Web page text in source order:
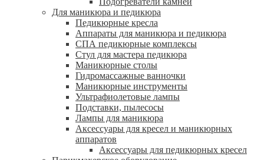
Для маникюра и педикюра
Педикюрные кресла
Аппараты для маникюра и педикюра
СПА педикюрные комплексы
Стул для мастера педикюра
Маникюрные столы
Гидромассажные ванночки
Маникюрные инструменты
Ультрафиолетовые лампы
Подставки, пылесосы
Лампы для маникюра
Аксессуары для кресел и маникюрных
аппаратов
Аксессуары для педикюрных кресел